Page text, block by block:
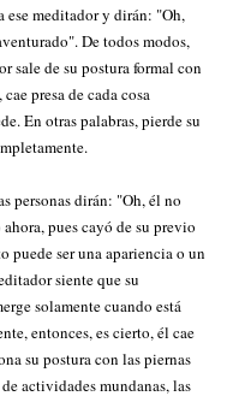
ese meditador y dirán: "Oh,
De todos modos,
sale de su postura formal con
presa de cada cosa
En otras palabras, pierde su
personas dirán: "Oh, él no
pues cayó de su previo
puede ser una apariencia o un
siente que su
solamente cuando está
entonces, es cierto, él cae
su postura con las piernas
actividades mundanas, las